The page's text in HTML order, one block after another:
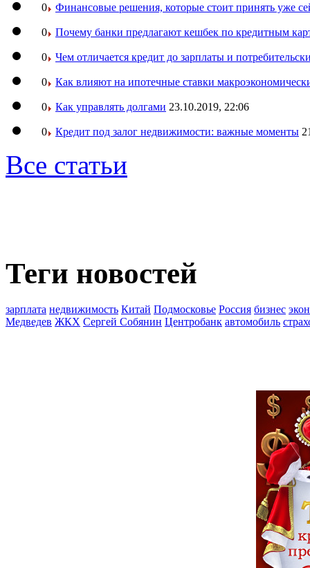
0 Финансовые решения, которые стоит принять уже
0 Почему банки предлагают кешбек по кредитным
0 Чем отличается кредит до зарплаты и
0 Как влияют на ипотечные ставки
0 Как управлять долгами 23.10.2019, 22:06
0 Кредит под залог недвижимости: важные моменты
Все статьи
Теги новостей
зарплата недвижимость Китай Подмосковье Россия бизнес
Медведев ЖКХ Сергей Собянин Центробанк автомобиль